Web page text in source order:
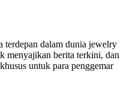
terdepan dalam dunia jewelry
menyajikan berita terkini, dan
untuk para penggemar